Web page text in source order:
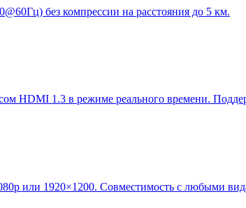
без компрессии на расстояния до 5 км.
HDMI 1.3 в режиме реального времени.
или 1920×1200. Совместимость с любыми